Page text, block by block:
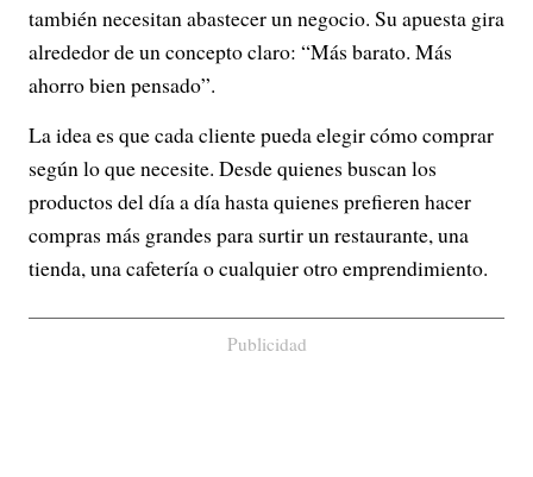
también necesitan abastecer un negocio. Su apuesta gira
alrededor de un concepto claro: “Más barato. Más
ahorro bien pensado”.
La idea es que cada cliente pueda elegir cómo comprar
según lo que necesite. Desde quienes buscan los
productos del día a día hasta quienes prefieren hacer
compras más grandes para surtir un restaurante, una
tienda, una cafetería o cualquier otro emprendimiento.
Publicidad